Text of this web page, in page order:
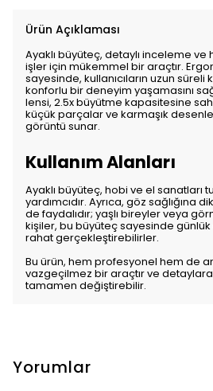
Ürün Açıklaması
Ayaklı büyüteç, detaylı inceleme
işler için mükemmel bir araçtır.
sayesinde, kullanıcıların uzun süreli
konforlu bir deneyim yaşamasını
lensi, 2.5x büyütme kapasitesine
küçük parçalar ve karmaşık
görüntü sunar.
Kullanım Alanları
Ayaklı büyüteç, hobi ve el sanatları
yardımcıdır. Ayrıca, göz sağlığına
de faydalıdır; yaşlı bireyler veya
kişiler, bu büyüteç sayesinde
rahat gerçekleştirebilirler.
Bu ürün, hem profesyonel hem de
vazgeçilmez bir araçtır ve detaylara
tamamen değiştirebilir.
Yorumlar